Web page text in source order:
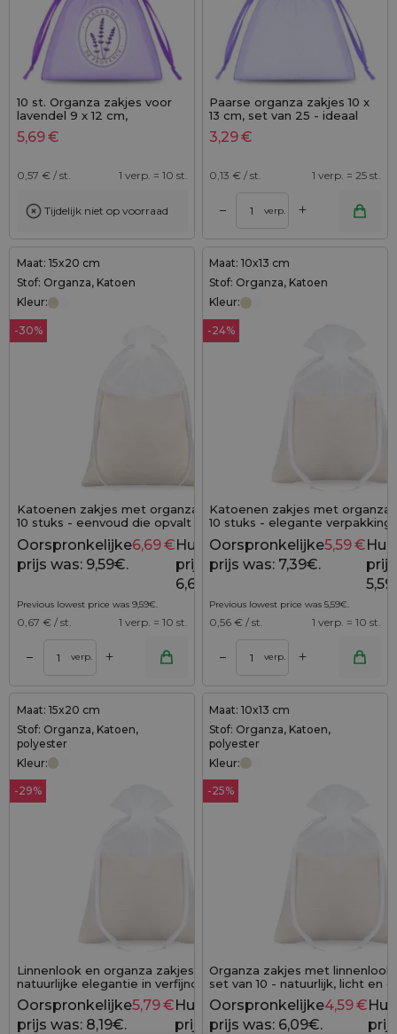
10 st. Organza zakjes voor
lavendel 9 x 12 cm,
donkerpaars met opdruk
"Lavande de Provence"
5,69€
0,57 € / st. 1 verp. = 10 st.
Tijdelijk niet op voorraad
Paarse organza zakjes 10 x
13 cm, set van 25 - ideaal
voor cadeautjes en sieraden
3,29€
0,13 € / st. 1 verp. = 25 st.
– verp. +
Maat: 15x20 cm
Stof: Organza, Katoen
Kleur:
-30%
Katoenen zakjes met organza 15x20 cm -
10 stuks - eenvoud die opvalt
9,59 €
Oorspronkelijke
prijs was: 9,59€.
6,69€Huidige
prijs is:
6,69€.
Previous lowest price was 9,59€
0,67 € / st. 1 verp. = 10 st.
– verp. +
Maat: 10x13 cm
Stof: Organza, Katoen
Kleur:
-24%
Katoenen zakjes met organza
10 stuks - elegante
vleugje lichtheid
Oorspronkelijke
prijs was: 7,39€.
5,59€
Previous lowest price was5,59€
0,56 € / st. 1 verp. = 10 st.
– verp. +
Maat: 15x20 cm
Stof: Organza, Katoen,
polyester
Kleur:
-29%
Linnenlook en organza zakjes 15x20 cm -
natuurlijke elegantie in verfijnde vorm (10
stuks)
8,19 €
Oorspronkelijke
prijs was: 8,19€.
5,79€Huidige
prijs is:
Maat: 10x13 cm
Stof: Organza, Katoen,
polyester
Kleur:
-25%
Organza zakjes met linnenlook
set van 10 - natuurlijk, licht en
verpakt
Oorspronkelijke
prijs was: 6,09€.
4,59€